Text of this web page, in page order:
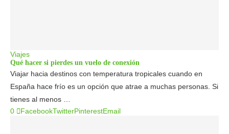
Viajes
Qué hacer si pierdes un vuelo de conexión
Viajar hacia destinos con temperatura tropicales cuando en
España hace frío es un opción que atrae a muchas personas. Si
tienes al menos …
0
FacebookTwitterPinterestEmail